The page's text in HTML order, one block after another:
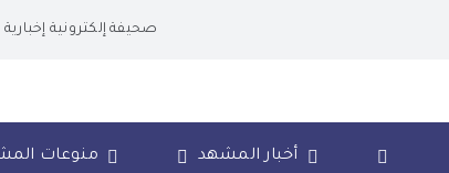
صحيفة إلكترونية إخبارية
أخبار المشهد منوعات